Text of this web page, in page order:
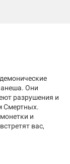
Они
разрушения и
Смертных.
и
вас,